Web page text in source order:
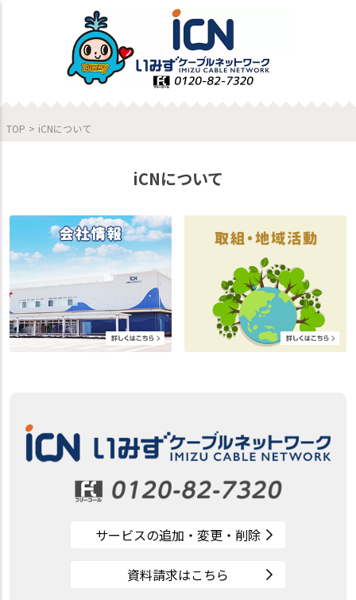
TOP > iCNについて
iCNについて
サービスの追加・変更・削除
資料請求はこちら